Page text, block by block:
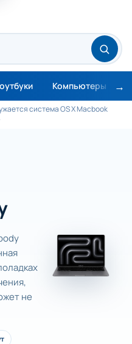
Компьютеры
система OS X Macbook
не